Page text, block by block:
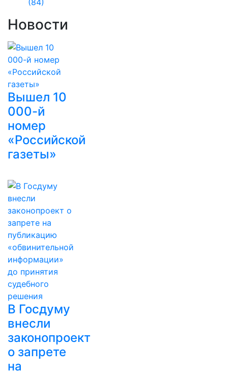
(84)
Новости
Вышел 10
000-й
номер
«Российской
газеты»
В Госдуму
внесли
законопроект
о запрете
на